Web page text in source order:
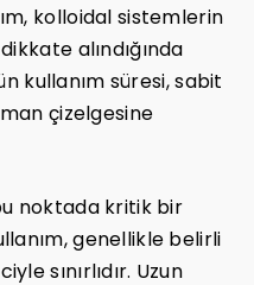
kolloidal sistemlerin
alındığında
kullanım süresi, sabit
çizelgesine
noktada kritik bir
genellikle belirli
sınırlıdır. Uzun